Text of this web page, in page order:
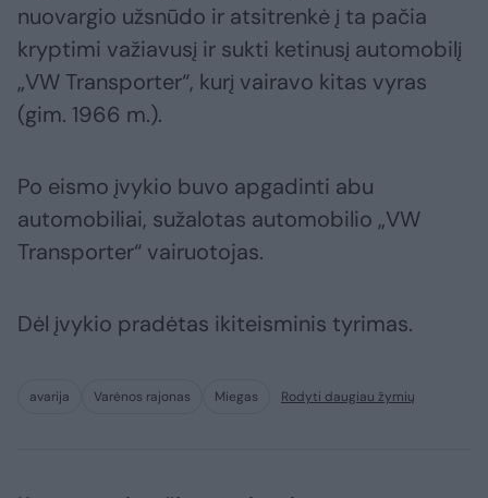
nuovargio užsnūdo ir atsitrenkė į ta pačia
kryptimi važiavusį ir sukti ketinusį automobilį
„VW Transporter“, kurį vairavo kitas vyras
(gim. 1966 m.).
Po eismo įvykio buvo apgadinti abu
automobiliai, sužalotas automobilio „VW
Transporter“ vairuotojas.
Dėl įvykio pradėtas ikiteisminis tyrimas.
avarija Varėnos rajonas Miegas Rodyti daugiau žymių